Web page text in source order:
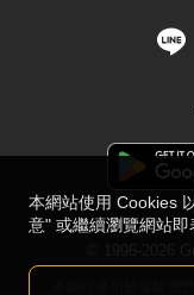
本網站適用於最新瀏
本網站使用 Cookies
意" 或繼續瀏覽網站